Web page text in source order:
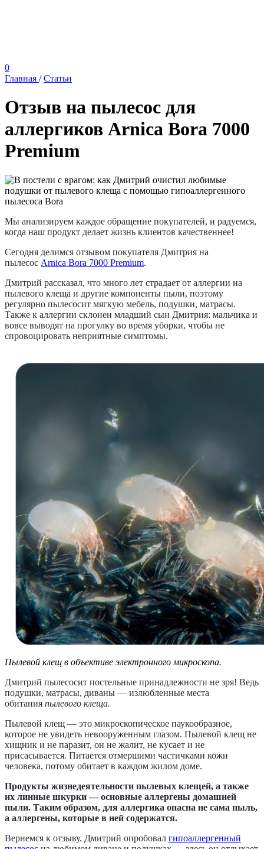
0
Главная / Статьи
Отзыв на пылесос для
аллергиков Arnica Bora 7000
Premium
Мы анализируем каждое обращение покупателей, и радуемся,
когда наш продукт делает жизнь клиентов качественнее!
Сегодня делимся отзывом покупателя Дмитрия на
пылесос Arnica Bora 7000 Premium.
Дмитрий рассказал, что много лет страдает от аллергии на
пылевого клеща и другие компоненты пыли, поэтому
регулярно пылесосит мягкую мебель, подушки, матрасы.
Также к аллергии склонен младший сын Дмитрия: мальчика и
вовсе выводят на прогулку во время уборки, чтобы не
спровоцировать неприятные симптомы.
Пылевой клещ в объективе электронного микроскопа.
Дмитрий пылесосит постельные принадлежности не зря! Ведь
подушки, матрасы, диваны — излюбленные места
обитания пылевого клеща.
Пылевой клещ — это микроскопическое паукообразное,
которое не увидеть невооруженным глазом. Пылевой клещ не
хищник и не паразит, он не жалит, не кусает и не
присасывается. Питается отмершими частичками кожи
человека, потому обитает в каждом жилом доме.
Продукты жизнедеятельности пылевых клещей, а также
их линные шкурки — основные аллергены домашней
пыли. Таким образом, для аллергика опасна не сама пыль,
а аллергены, которые в ней содержатся.
Вернемся к отзыву. Дмитрий опробовал гипоаллергенный